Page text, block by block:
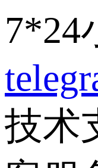
7*24
技术